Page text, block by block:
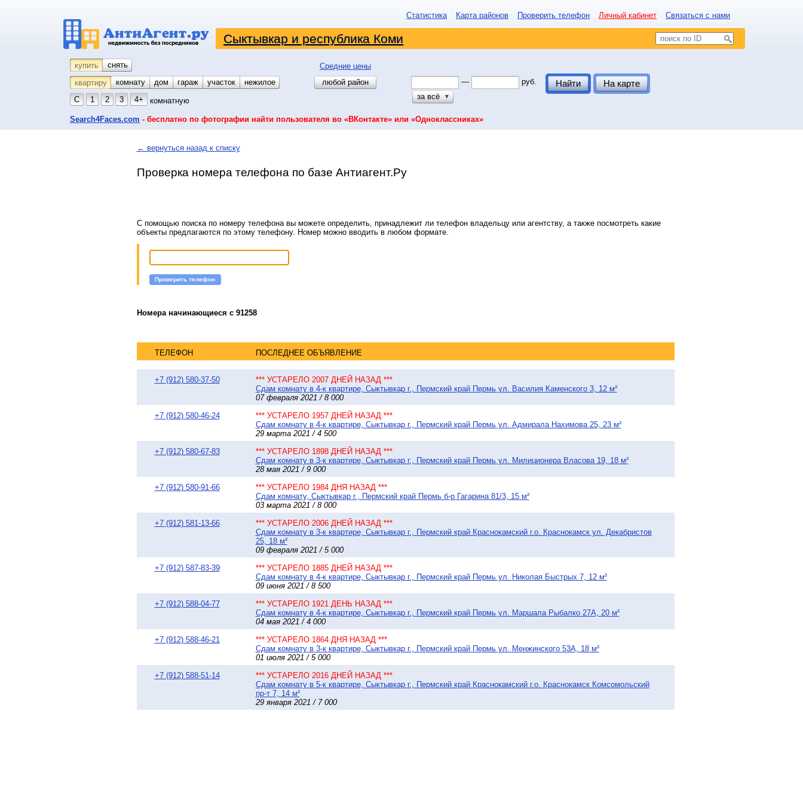
Статистика Карта районов Проверить телефон Личный кабинет Связаться с нами
Сыктывкар и республика Коми
купить снять
Средние цены
квартиру
комнату койко-место
дом гараж участок
нежилое
С
1 2 3 4+ комнатную
любой район —
руб.
за всё
▼
Найти На карте
Search4Faces.com - бесплатно по фотографии найти пользователя во «ВКонтакте» или «Одноклассниках»
← вернуться назад к списку
Проверка номера телефона по базе Антиагент.Ру
С помощью поиска по номеру телефона вы можете определить, принадлежит ли телефон владельцу или агентству, а также посмотреть какие
объекты предлагаются по этому телефону. Номер можно вводить в любом формате.
Проверить телефон
Номера начинающиеся с 91258
ТЕЛЕФОН ПОСЛЕДНЕЕ ОБЪЯВЛЕНИЕ
+7 (912) 580-37-50
*** УСТАРЕЛО 2007 ДНЕЙ НАЗАД ***
Сдам комнату в 4-к квартире, Сыктывкар г., Пермский край Пермь ул. Василия Каменского 3, 12 м²
07 февраля 2021 / 8 000
+7 (912) 580-46-24
*** УСТАРЕЛО 1957 ДНЕЙ НАЗАД ***
Сдам комнату в 4-к квартире, Сыктывкар г., Пермский край Пермь ул. Адмирала Нахимова 25, 23 м²
29 марта 2021 / 4 500
+7 (912) 580-67-83
*** УСТАРЕЛО 1898 ДНЕЙ НАЗАД ***
Сдам комнату в 3-к квартире, Сыктывкар г., Пермский край Пермь ул. Милиционера Власова 19, 18 м²
28 мая 2021 / 9 000
+7 (912) 580-91-66
*** УСТАРЕЛО 1984 ДНЯ НАЗАД ***
Сдам комнату, Сыктывкар г., Пермский край Пермь б-р Гагарина 81/3, 15 м²
03 марта 2021 / 8 000
+7 (912) 581-13-66
*** УСТАРЕЛО 2006 ДНЕЙ НАЗАД ***
Сдам комнату в 3-к квартире, Сыктывкар г., Пермский край Краснокамский г.о. Краснокамск ул. Декабристов
25, 18 м²
09 февраля 2021 / 5 000
+7 (912) 587-83-39
*** УСТАРЕЛО 1885 ДНЕЙ НАЗАД ***
Сдам комнату в 4-к квартире, Сыктывкар г., Пермский край Пермь ул. Николая Быстрых 7, 12 м²
09 июня 2021 / 8 500
+7 (912) 588-04-77
*** УСТАРЕЛО 1921 ДЕНЬ НАЗАД ***
Сдам комнату в 4-к квартире, Сыктывкар г., Пермский край Пермь ул. Маршала Рыбалко 27А, 20 м²
04 мая 2021 / 4 000
+7 (912) 588-46-21
*** УСТАРЕЛО 1864 ДНЯ НАЗАД ***
Сдам комнату в 3-к квартире, Сыктывкар г., Пермский край Пермь ул. Менжинского 53А, 18 м²
01 июля 2021 / 5 000
+7 (912) 588-51-14
*** УСТАРЕЛО 2016 ДНЕЙ НАЗАД ***
Сдам комнату в 5-к квартире, Сыктывкар г., Пермский край Краснокамский г.о. Краснокамск Комсомольский
пр-т 7, 14 м²
29 января 2021 / 7 000